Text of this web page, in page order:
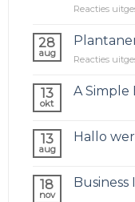
Reacties
28
aug
Reacties
13
okt
A Simple
13
aug
Hallo
18
nov
Business